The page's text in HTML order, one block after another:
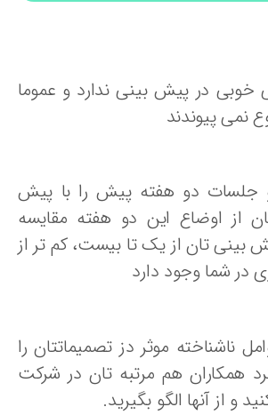
در پیش بینی ندارد و عموما
پیوندند
دو هفته پیش را با پیش
اوضاع این دو هفته مقایسه
تان از یک تا بیست، کم تر از
موثر دز تصمیماتتان را
هم مرتبه تان در شرکت
آنها الگو بگیرید.